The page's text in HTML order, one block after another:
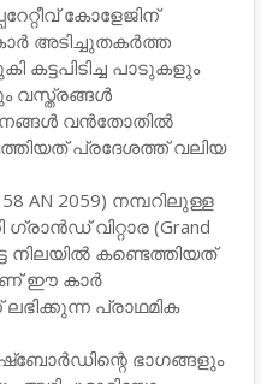
കോളേജിന്
അടിച്ചുതകർത്ത
കട്ടപിടിച്ച പാടുകളും
വസ്ത്രങ്ങൾ
വൻതോതിൽ
പ്രദേശത്ത് വലിയ
AN 2059) നമ്പറിലുള്ള
വിറ്റാര (Grand
നിലയിൽ കണ്ടെത്തിയത്
ഈ കാർ
പ്രാഥമിക
ഭാഗങ്ങളും